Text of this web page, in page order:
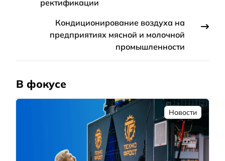
ректификации
Кондиционирование воздуха на
предприятиях мясной и молочной
промышленности
В фокусе
Новости